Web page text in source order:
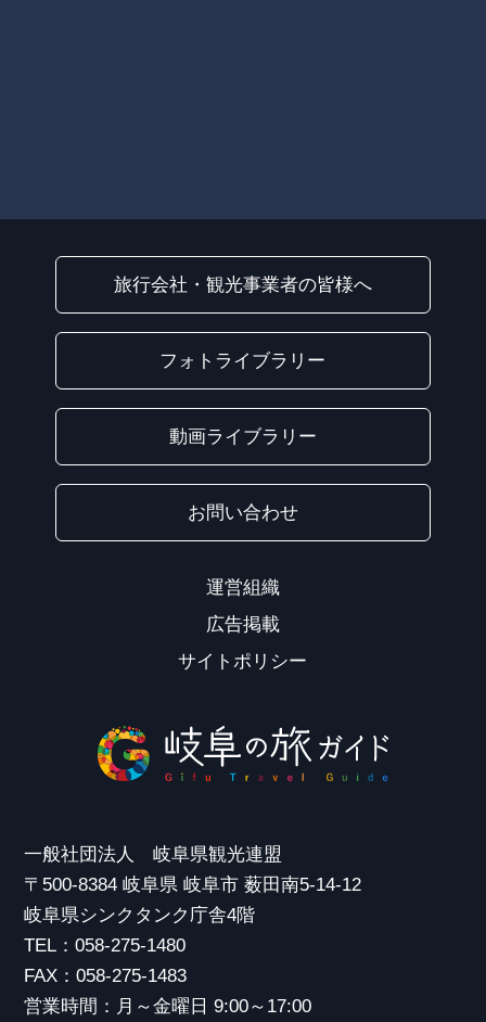
旅行会社・観光事業者の皆様へ
フォトライブラリー
動画ライブラリー
お問い合わせ
運営組織
広告掲載
サイトポリシー
一般社団法人 岐阜県観光連盟
〒500-8384 岐阜県 岐阜市 薮田南5-14-12
岐阜県シンクタンク庁舎4階
TEL：058-275-1480
FAX：058-275-1483
営業時間：月～金曜日 9:00～17:00